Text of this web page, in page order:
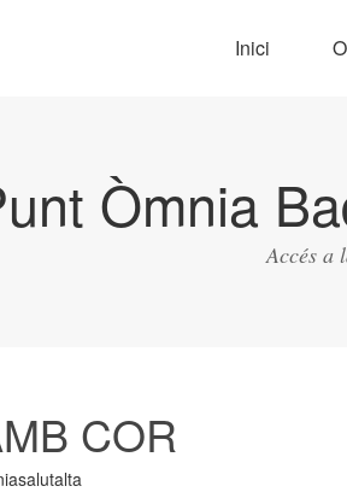
Inici
Òmnia
Accés a
COR